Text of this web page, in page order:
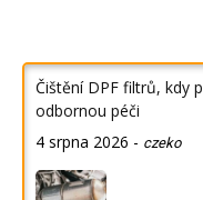
Čištění DPF filtrů, kdy
odbornou péči
4 srpna 2026 - czeko